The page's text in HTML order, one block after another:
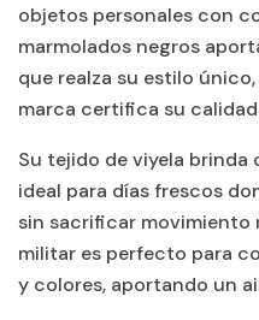
objetos personales con
marmolados negros
que realza su estilo
marca certifica su
Su tejido de viyela brinda
ideal para días frescos
sin sacrificar movimiento
militar es perfecto para
y colores, aportando un